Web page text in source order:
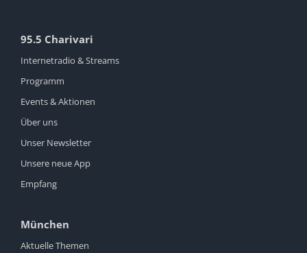
95.5 Charivari
Internetradio & Streams
Programm
Events & Aktionen
Über uns
Unser Newsletter
Unsere neue App
Empfang
München
Aktuelle Themen